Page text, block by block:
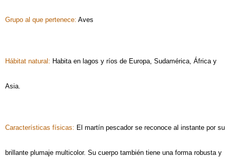
Grupo al que pertenece: Aves
Hábitat natural: Habita en lagos y ríos de Europa, Sudamérica, África y
Asia.
Características físicas: El martín pescador se reconoce al instante por su
brillante plumaje multicolor. Su cuerpo también tiene una forma robusta y